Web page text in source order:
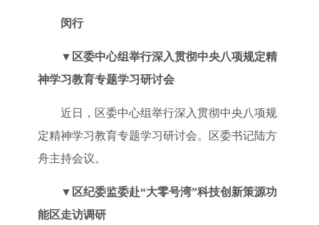
闵行
▼ 区委中心组举行深入贯彻中央八项规定精
神学习教育专题学习研讨会
近日，区委中心组举行深入贯彻中央八项规
定精神学习教育专题学习研讨会。区委书记陆方
舟主持会议。
▼ 区纪委监委赴“大零号湾”科技创新策源功
能区走访调研